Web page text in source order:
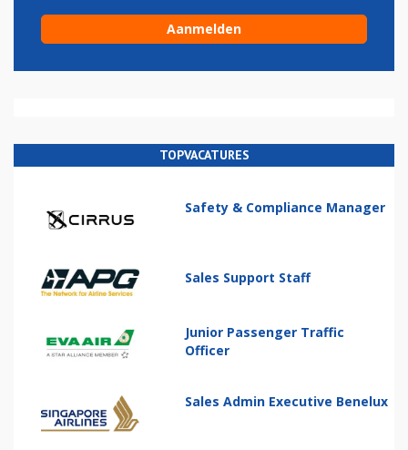
TOPVACATURES
Safety & Compliance Manager
Sales Support Staff
Junior Passenger Traffic
Officer
Sales Admin Executive Benelux